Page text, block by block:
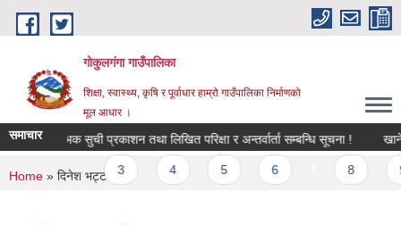
Skip to main content
गोकुलगंगा गाउँपालिका
शिक्षा, स्वास्थ्य, कृषि र पूर्वाधार हाम्रो गाउँपालिका निर्माणको
मूल आधार ।
समाचारप्रारम्भिक सुची प्रकाशन तथा लिखित परिक्षा र अन्तर्वार्ता सम्बन्धि सूचना !
…
You are here
Home » दिनेश भट्टराई